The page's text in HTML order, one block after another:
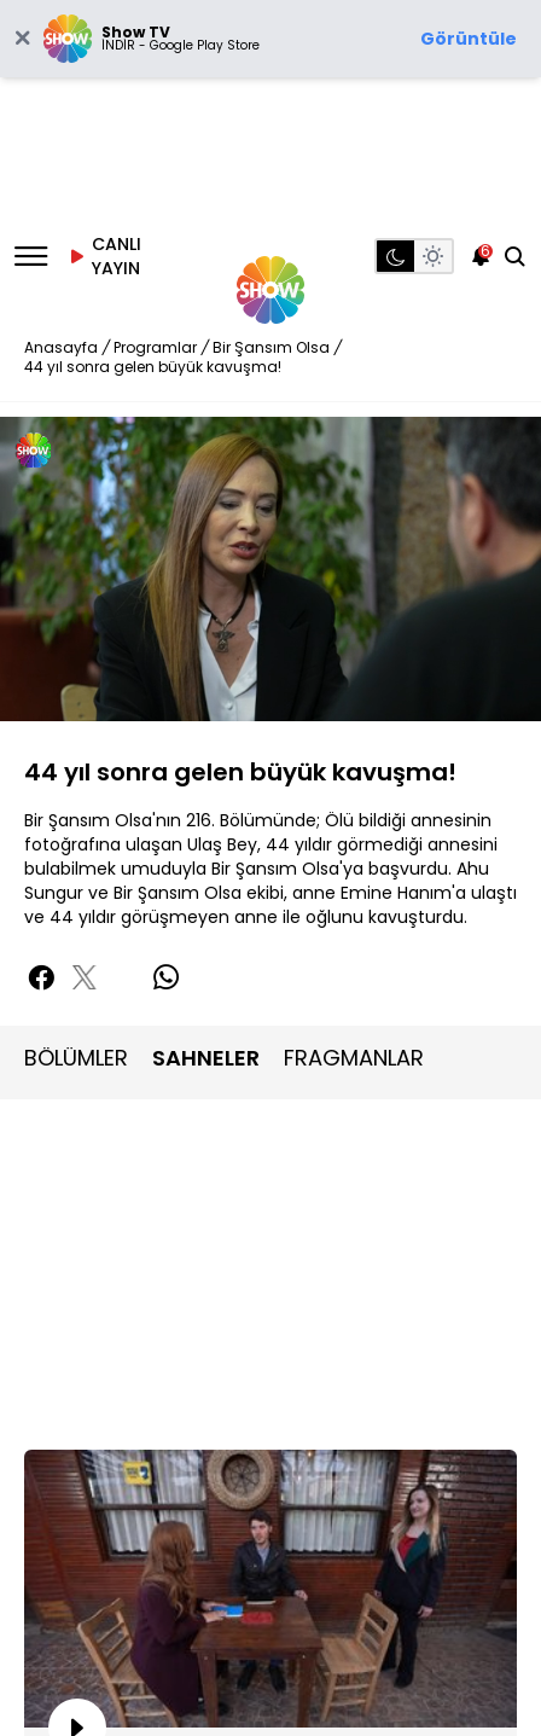
Show TV
İNDİR - Google Play Store Görüntüle
CANLI
YAYIN
6
Anasayfa / Programlar / Bir Şansım Olsa /
44 yıl sonra gelen büyük kavuşma!
Sesi
Aç
Yüklendi
14.59%
Hızı
44 yıl sonra gelen büyük kavuşma!
Bir Şansım Olsa'nın 216. Bölümünde; Ölü bildiği annesinin
fotoğrafına ulaşan Ulaş Bey, 44 yıldır görmediği annesini
bulabilmek umuduyla Bir Şansım Olsa'ya başvurdu. Ahu
Sungur ve Bir Şansım Olsa ekibi, anne Emine Hanım'a ulaştı
ve 44 yıldır görüşmeyen anne ile oğlunu kavuşturdu.
BÖLÜMLER SAHNELER FRAGMANLAR